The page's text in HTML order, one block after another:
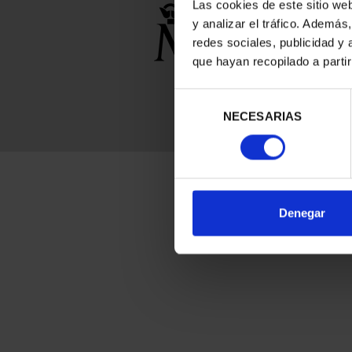
Las cookies de este sitio
y analizar el tráfico.
redes sociales, publicidad y
que hayan recopilado a
consentimiento
NECESARIAS
Denegar